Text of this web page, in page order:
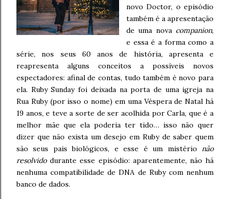
novo Doctor, o episódio
também é a apresentação
de uma nova companion,
e essa é a forma como a
série, nos seus 60 anos de história, apresenta e
reapresenta alguns conceitos a possíveis novos
espectadores: afinal de contas, tudo também é novo para
ela. Ruby Sunday foi deixada na porta de uma igreja na
Rua Ruby (por isso o nome) em uma Véspera de Natal há
19 anos, e teve a sorte de ser acolhida por Carla, que é a
melhor mãe que ela poderia ter tido… isso não quer
dizer que não exista um desejo em Ruby de saber quem
são seus pais biológicos, e esse é um mistério não
resolvidodurante esse episódio: aparentemente, não há
nenhuma compatibilidade de DNA de Ruby com nenhum
banco de dados.